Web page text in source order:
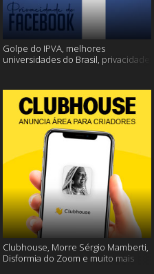
Golpe do IPVA, melhores
universidades do Brasil, privacidade
Clubhouse, Morre Sérgio Mamberti,
Disformia do Zoom e muito mais